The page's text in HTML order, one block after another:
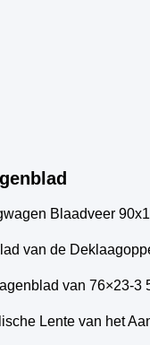
Blaadveer
van de
van 76×23-3
Lente van het